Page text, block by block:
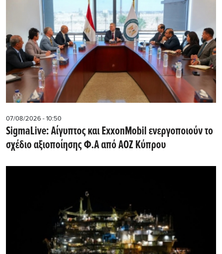
07/08/2026 - 10:50
SigmaLive: Αίγυπτος και ExxonMobil ενεργοποιούν το
σχέδιο αξιοποίησης Φ.Α από ΑΟΖ Κύπρου